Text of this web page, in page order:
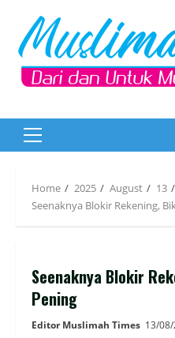
content
Primary
Home 2025 August
13
Seenaknya Blokir Rekening,
Seenaknya Blokir
Pening
Editor Muslimah Times 13/